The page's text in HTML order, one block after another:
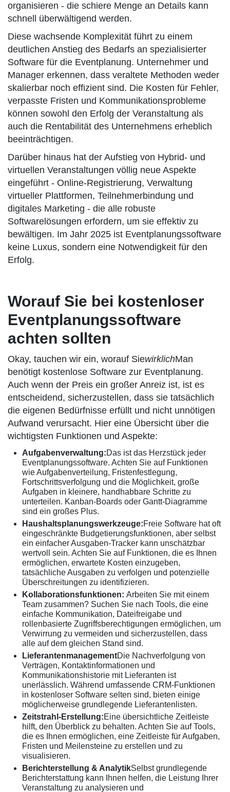
organisieren - die schiere Menge an Details kann
schnell überwältigend werden.
Diese wachsende Komplexität führt zu einem
deutlichen Anstieg des Bedarfs an spezialisierter
Software für die Eventplanung. Unternehmer und
Manager erkennen, dass veraltete Methoden weder
skalierbar noch effizient sind. Die Kosten für Fehler,
verpasste Fristen und Kommunikationsprobleme
können sowohl den Erfolg der Veranstaltung als
auch die Rentabilität des Unternehmens erheblich
beeinträchtigen.
Darüber hinaus hat der Aufstieg von Hybrid- und
virtuellen Veranstaltungen völlig neue Aspekte
eingeführt - Online-Registrierung, Verwaltung
virtueller Plattformen, Teilnehmerbindung und
digitales Marketing - die alle robuste
Softwarelösungen erfordern, um sie effektiv zu
bewältigen. Im Jahr 2025 ist Eventplanungssoftware
keine Luxus, sondern eine Notwendigkeit für den
Erfolg.
Worauf Sie bei kostenloser
Eventplanungssoftware
achten sollten
Okay, tauchen wir ein, worauf SiewirklichMan
benötigt kostenlose Software zur Eventplanung.
Auch wenn der Preis ein großer Anreiz ist, ist es
entscheidend, sicherzustellen, dass sie tatsächlich
die eigenen Bedürfnisse erfüllt und nicht unnötigen
Aufwand verursacht. Hier eine Übersicht über die
wichtigsten Funktionen und Aspekte:
Aufgabenverwaltung:Das ist das Herzstück jeder
Eventplanungssoftware. Achten Sie auf Funktionen
wie Aufgabenverteilung, Fristenfestlegung,
Fortschrittsverfolgung und die Möglichkeit, große
Aufgaben in kleinere, handhabbare Schritte zu
unterteilen. Kanban-Boards oder Gantt-Diagramme
sind ein großes Plus.
Haushaltsplanungswerkzeuge:Freie Software hat oft
eingeschränkte Budgetierungsfunktionen, aber selbst
ein einfacher Ausgaben-Tracker kann unschätzbar
wertvoll sein. Achten Sie auf Funktionen, die es Ihnen
ermöglichen, erwartete Kosten einzugeben,
tatsächliche Ausgaben zu verfolgen und potenzielle
Überschreitungen zu identifizieren.
Kollaborationsfunktionen: Arbeiten Sie mit einem
Team zusammen? Suchen Sie nach Tools, die eine
einfache Kommunikation, Dateifreigabe und
rollenbasierte Zugriffsberechtigungen ermöglichen, um
Verwirrung zu vermeiden und sicherzustellen, dass
alle auf dem gleichen Stand sind.
LieferantenmanagementDie Nachverfolgung von
Verträgen, Kontaktinformationen und
Kommunikationshistorie mit Lieferanten ist
unerlässlich. Während umfassende CRM-Funktionen
in kostenloser Software selten sind, bieten einige
möglicherweise grundlegende Lieferantenlisten.
Zeitstrahl-Erstellung:Eine übersichtliche Zeitleiste
hilft, den Überblick zu behalten. Achten Sie auf Tools,
die es Ihnen ermöglichen, eine Zeitleiste für Aufgaben,
Fristen und Meilensteine zu erstellen und zu
visualisieren.
Berichterstellung & AnalytikSelbst grundlegende
Berichterstattung kann Ihnen helfen, die Leistung Ihrer
Veranstaltung zu analysieren und